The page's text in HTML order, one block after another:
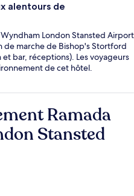
alentours de
London Stansted Airport
de marche de Bishop's Stortford
bar, réceptions). Les voyageurs
de cet hôtel.
Ramada
Stansted